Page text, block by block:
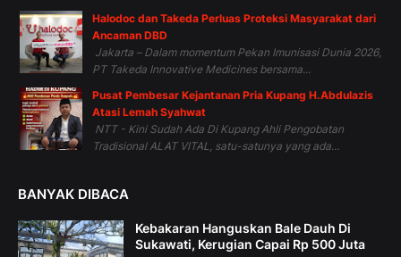
Halodoc dan Takeda Perluas Proteksi Masyarakat dari
Ancaman DBD
Jakarta – Dalam momentum Pekan Imunisasi Dunia 2026,
PT Takeda Innovative Medicines bersama...
Pusat Pembesar Kejantanan Pria Kupang H.Abdulazis
Atasi Lemah Syahwat
NTT - Kini Sudah Ada Di Kupang Ahli Pengobatan
Tradisional ALAT VITAL, satu-satunya yang ada...
BANYAK DIBACA
Kebakaran Hanguskan Bale Dauh Di
Sukawati, Kerugian Capai Rp 500 Juta